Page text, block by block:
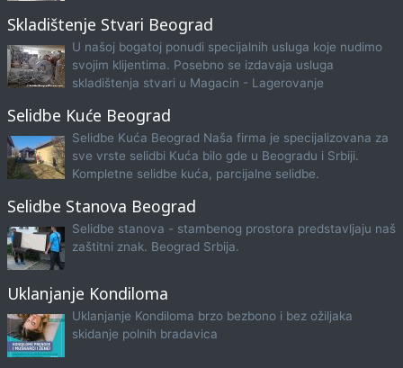
Skladištenje Stvari Beograd
U našoj bogatoj ponudi specijalnih usluga koje nudimo
svojim klijentima. Posebno se izdavaja usluga
skladištenja stvari u Magacin - Lagerovanje
Selidbe Kuće Beograd
Selidbe Kuća Beograd Naša firma je specijalizovana za
sve vrste selidbi Kuća bilo gde u Beogradu i Srbiji.
Kompletne selidbe kuća, parcijalne selidbe.
Selidbe Stanova Beograd
Selidbe stanova - stambenog prostora predstavljaju naš
zaštitni znak. Beograd Srbija.
Uklanjanje Kondiloma
Uklanjanje Kondiloma brzo bezbono i bez ožiljaka
skidanje polnih bradavica